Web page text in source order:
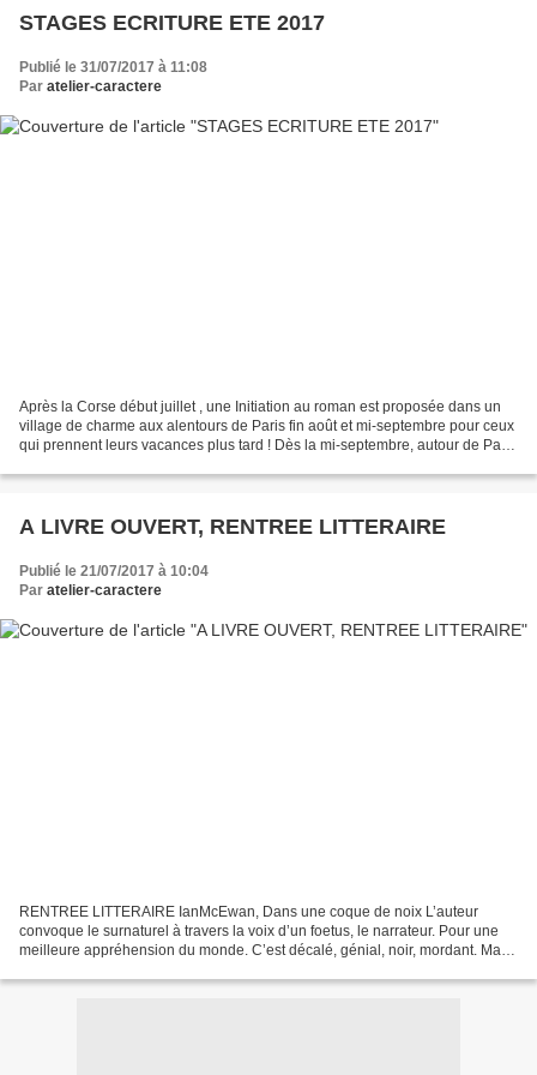
STAGES ECRITURE ETE 2017
Publié le 31/07/2017 à 11:08
Par atelier-caractere
Après la Corse début juillet , une Initiation au roman est proposée dans un
village de charme aux alentours de Paris fin août et mi-septembre pour ceux
qui prennent leurs vacances plus tard ! Dès la mi-septembre, autour de Paris
A LIVRE OUVERT, RENTREE LITTERAIRE
Publié le 21/07/2017 à 10:04
Par atelier-caractere
RENTREE LITTERAIRE IanMcEwan, Dans une coque de noix L’auteur
convoque le surnaturel à travers la voix d’un foetus, le narrateur. Pour une
meilleure appréhension du monde. C’est décalé, génial, noir, mordant. Marie